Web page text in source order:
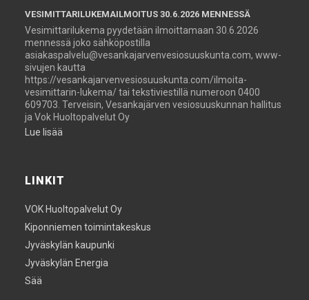
VESIMITTARILUKEMAILMOITUS 30.6.2026 MENNESSÄ
Vesimittarilukema pyydetään ilmoittamaan 30.6.2026
mennessä joko sähköpostilla
asiakaspalvelu@vesankajarvenvesiosuuskunta.com, www-
sivujen kautta
https://vesankajarvenvesiosuuskunta.com/ilmoita-
vesimittarin-lukema/ tai tekstiviestillä numeroon 0400
609703. Terveisin, Vesankajärven vesiosuuskunnan hallitus
ja Vok Huoltopalvelut Oy
Lue lisää
LINKIT
VOK Huoltopalvelut Oy
Kiponniemen toimintakeskus
Jyväskylän kaupunki
Jyväskylän Energia
Sää